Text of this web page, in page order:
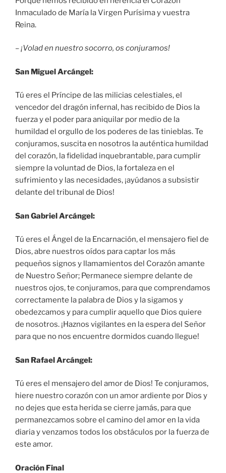
Inmaculado de María la Virgen Purísima y vuestra
Reina.
–¡Volad en nuestro socorro, os conjuramos!
San Miguel Arcángel:
Tú eres el Príncipe de las milicias celestiales, el
vencedor del dragón infernal, has recibido de Dios la
fuerza y el poder para aniquilar por medio de la
humildad el orgullo de los poderes de las tinieblas. Te
conjuramos, suscita en nosotros la auténtica humildad
del corazón, la fidelidad inquebrantable, para cumplir
siempre la voluntad de Dios, la fortaleza en el
sufrimiento y las necesidades, ¡ayúdanos a subsistir
delante del tribunal de Dios!
San Gabriel Arcángel:
Tú eres el Ángel de la Encarnación, el mensajero fiel de
Dios, abre nuestros oídos para captar los más
pequeños signos y llamamientos del Corazón amante
de Nuestro Señor; Permanece siempre delante de
nuestros ojos, te conjuramos, para que comprendamos
correctamente la palabra de Dios y la sigamos y
obedezcamos y para cumplir aquello que Dios quiere
de nosotros. ¡Haznos vigilantes en la espera del Señor
para que no nos encuentre dormidos cuando llegue!
San Rafael Arcángel:
Tú eres el mensajero del amor de Dios! Te conjuramos,
hiere nuestro corazón con un amor ardiente por Dios y
no dejes que esta herida se cierre jamás, para que
permanezcamos sobre el camino del amor en la vida
diaria y venzamos todos los obstáculos por la fuerza de
este amor.
Oración Final